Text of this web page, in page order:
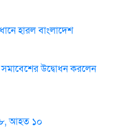
হারল বাংলাদেশ
সমাবেশের উদ্বোধন করলেন
৮, আহত ১০